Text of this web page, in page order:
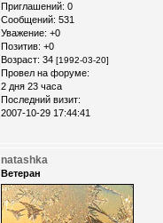
Приглашений: 0
Сообщений: 531
Уважение: +0
Позитив: +0
Возраст: 34 [1992-03-20]
Провел на форуме:
2 дня 23 часа
Последний визит:
2007-10-29 17:44:41
natashka
Ветеран